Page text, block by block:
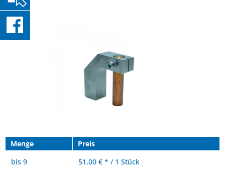
Menge
Preis
bis 9 51,00 € * / 1 Stück